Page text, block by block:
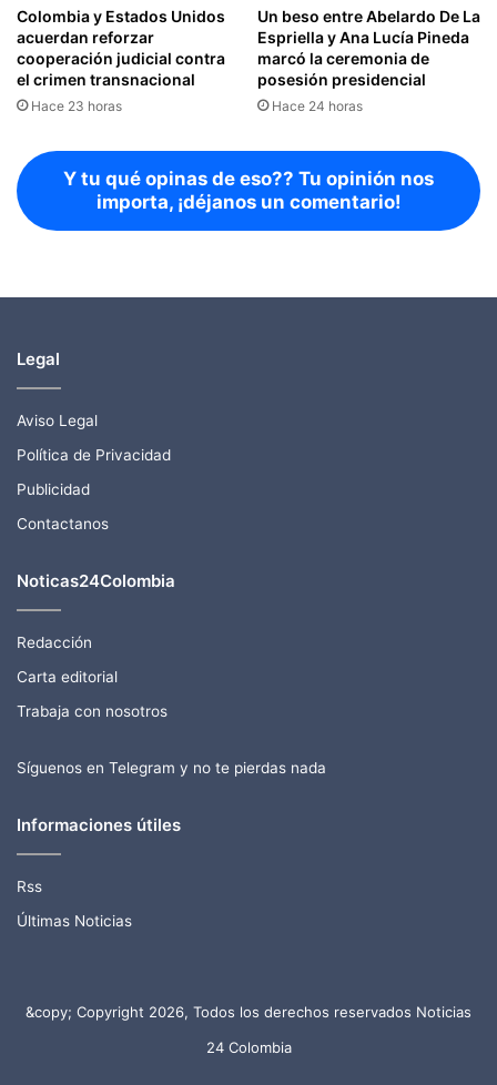
Colombia y Estados Unidos
acuerdan reforzar
cooperación judicial contra
el crimen transnacional
Hace 23 horas
Un beso entre Abelardo De La
Espriella y Ana Lucía Pineda
marcó la ceremonia de
posesión presidencial
Hace 24 horas
Y tu qué opinas de eso?? Tu opinión nos
importa, ¡déjanos un comentario!
Legal
Aviso Legal
Política de Privacidad
Publicidad
Contactanos
Noticas24Colombia
Redacción
Carta editorial
Trabaja con nosotros
Síguenos en Telegram y no te pierdas nada
Informaciones útiles
Rss
Últimas Noticias
&copy; Copyright 2026, Todos los derechos reservados Noticias
24 Colombia